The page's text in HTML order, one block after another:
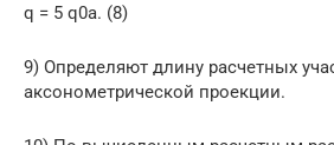
q = 5 q0a. (8)
9) Определяют длину расчетных
аксонометрической проекции.